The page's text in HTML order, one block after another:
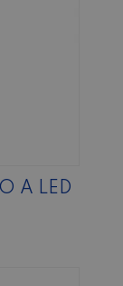
A LED